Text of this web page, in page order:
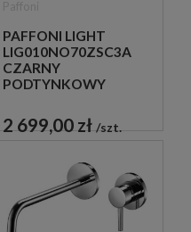
PAFFONI LIGHT
LIG010NO70ZSC3A
CZARNY
PODTYNKOWY
PRYSZNICOWY
2 699,00 zł szt.